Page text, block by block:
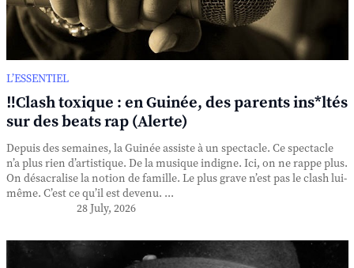
L’ESSENTIEL
‼️Clash toxique : en Guinée, des parents ins*ltés
sur des beats rap (Alerte)
Depuis des semaines, la Guinée assiste à un spectacle. Ce spectacle
n’a plus rien d’artistique. De la musique indigne. Ici, on ne rappe plus.
On désacralise la notion de famille. Le plus grave n’est pas le clash lui-
même. C’est ce qu’il est devenu. ...
28 July, 2026